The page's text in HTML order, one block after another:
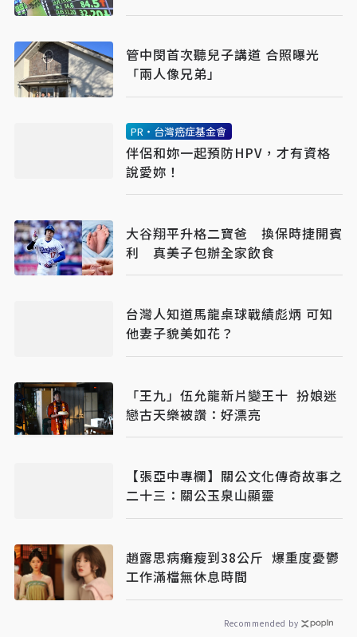
管中閔首次聽兒子講道 合照曝光
「兩人像兄弟」
PR・台灣癌症基金會
伴侶和妳一起預防HPV，才有資格
說愛妳！
大谷翔平升格二寶爸 換保時捷開賓
利 真美子包辦全家飲食
台灣人知道馬龍桌球戰績彪炳 可知
他妻子貌美如花？
「王九」伍允龍新片變王十 扮娘迷
戀古天樂被讚：好漂亮
【張亞中專欄】關公文化傳奇故事之
二十三：關公玉泉山顯靈
趙露思病癱瘦到38公斤 爆重度憂鬱
工作滿檔無休息時間
Recommended by